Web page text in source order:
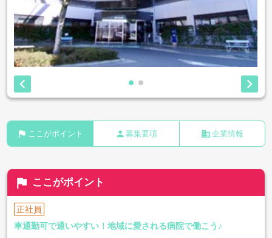
 
flag ここがポイント person 募集要項 business 企業情報
flag ここがポイント
正社員
車通勤可で通いやすい！地域に愛される病院で働こう♪